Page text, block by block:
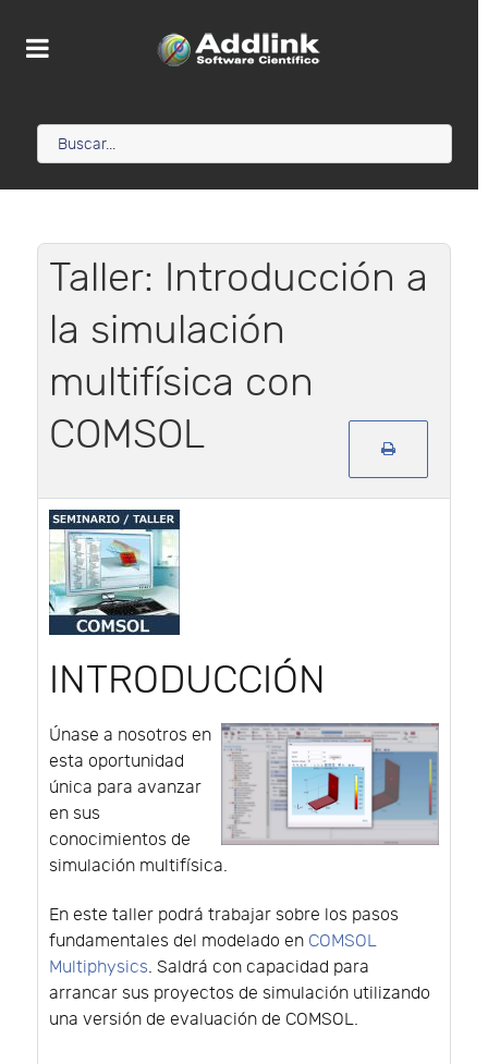
Taller: Introducción a
la simulación
multifísica con
COMSOL
INTRODUCCIÓN
Únase a nosotros en
esta oportunidad
única para avanzar
en sus
conocimientos de
simulación multifísica.
En este taller podrá trabajar sobre los pasos
fundamentales del modelado en COMSOL
Multiphysics. Saldrá con capacidad para
arrancar sus proyectos de simulación utilizando
una versión de evaluación de COMSOL.